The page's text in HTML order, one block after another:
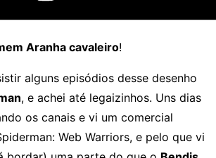
Aranha cavaleiro!
alguns episódios desse desenho
, e achei até legaizinhos. Uns dias
os canais e vi um comercial
Web Warriors, e pelo que vi